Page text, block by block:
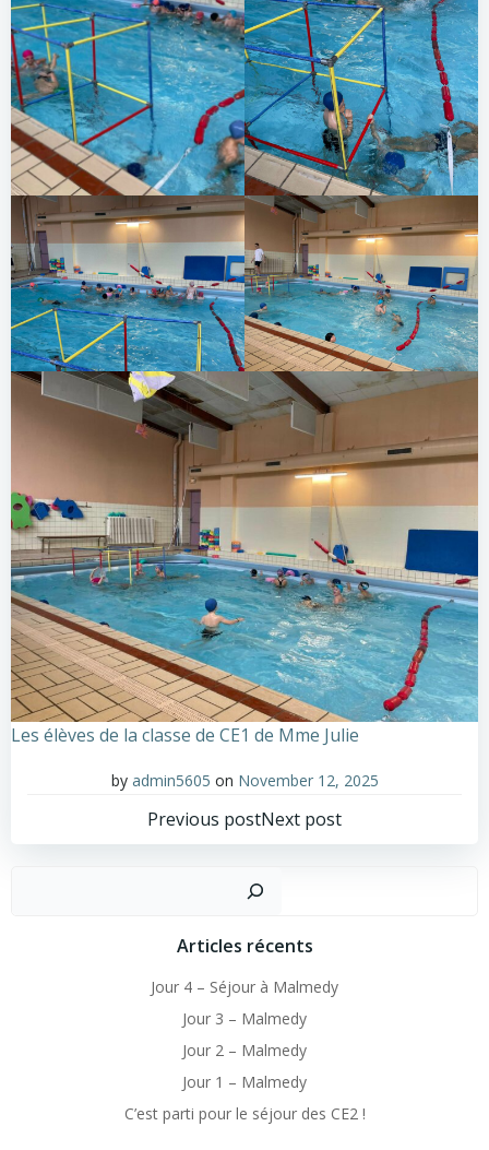
Les élèves de la classe de CE1 de Mme Julie
by admin5605 on November 12, 2025
Post
navigation
Previous postPost
navigation
Next post
Articles récents
Jour 4 – Séjour à Malmedy
Jour 3 – Malmedy
Jour 2 – Malmedy
Jour 1 – Malmedy
C’est parti pour le séjour des CE2 !